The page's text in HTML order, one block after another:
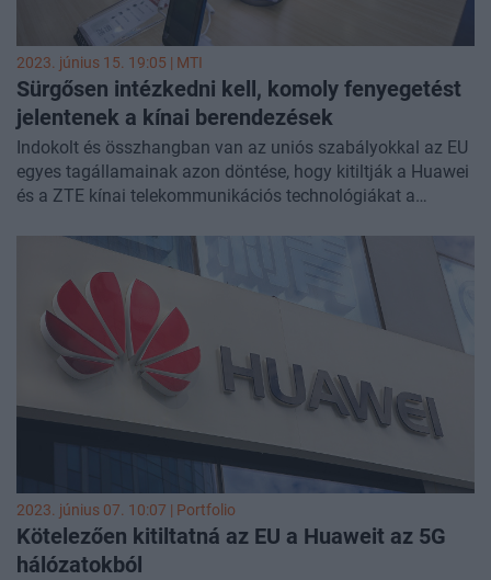
2023. június 15. 19:05 | MTI
Sürgősen intézkedni kell, komoly fenyegetést
jelentenek a kínai berendezések
Indokolt és összhangban van az uniós szabályokkal az EU
egyes tagállamainak azon döntése, hogy kitiltják a Huawei
és a ZTE kínai telekommunikációs technológiákat a
piacért felelős uniós biztos csütörtökön Brüsszelben.
2023. június 07. 10:07 | Portfolio
Kötelezően kitiltatná az EU a Huaweit az 5G
hálózatokból